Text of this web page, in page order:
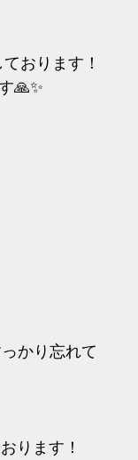
おります！
🙏✨️
かり忘れて
ります！